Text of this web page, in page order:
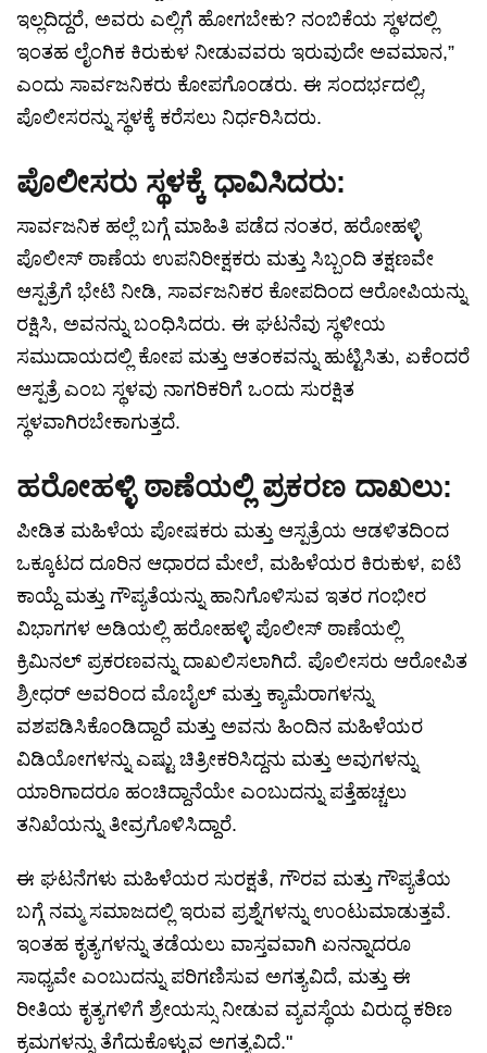
ಇಲ್ಲದಿದ್ದರೆ, ಅವರು ಎಲ್ಲಿಗೆ ಹೋಗಬೇಕು? ನಂಬಿಕೆಯ ಸ್ಥಳದಲ್ಲಿ
ಇಂತಹ ಲೈಂಗಿಕ ಕಿರುಕುಳ ನೀಡುವವರು ಇರುವುದೇ ಅವಮಾನ,”
ಎಂದು ಸಾರ್ವಜನಿಕರು ಕೋಪಗೊಂಡರು. ಈ ಸಂದರ್ಭದಲ್ಲಿ,
ಪೊಲೀಸರನ್ನು ಸ್ಥಳಕ್ಕೆ ಕರೆಸಲು ನಿರ್ಧರಿಸಿದರು.
ಪೊಲೀಸರು ಸ್ಥಳಕ್ಕೆ ಧಾವಿಸಿದರು:
ಸಾರ್ವಜನಿಕ ಹಲ್ಲೆ ಬಗ್ಗೆ ಮಾಹಿತಿ ಪಡೆದ ನಂತರ, ಹರೋಹಳ್ಳಿ
ಪೊಲೀಸ್ ಠಾಣೆಯ ಉಪನಿರೀಕ್ಷಕರು ಮತ್ತು ಸಿಬ್ಬಂದಿ ತಕ್ಷಣವೇ
ಆಸ್ಪತ್ರೆಗೆ ಭೇಟಿ ನೀಡಿ, ಸಾರ್ವಜನಿಕರ ಕೋಪದಿಂದ ಆರೋಪಿಯನ್ನು
ರಕ್ಷಿಸಿ, ಅವನನ್ನು ಬಂಧಿಸಿದರು. ಈ ಘಟನೆವು ಸ್ಥಳೀಯ
ಸಮುದಾಯದಲ್ಲಿ ಕೋಪ ಮತ್ತು ಆತಂಕವನ್ನು ಹುಟ್ಟಿಸಿತು, ಏಕೆಂದರೆ
ಆಸ್ಪತ್ರೆ ಎಂಬ ಸ್ಥಳವು ನಾಗರಿಕರಿಗೆ ಒಂದು ಸುರಕ್ಷಿತ
ಸ್ಥಳವಾಗಿರಬೇಕಾಗುತ್ತದೆ.
ಹರೋಹಳ್ಳಿ ಠಾಣೆಯಲ್ಲಿ ಪ್ರಕರಣ ದಾಖಲು:
ಪೀಡಿತ ಮಹಿಳೆಯ ಪೋಷಕರು ಮತ್ತು ಆಸ್ಪತ್ರೆಯ ಆಡಳಿತದಿಂದ
ಒಕ್ಕೂಟದ ದೂರಿನ ಆಧಾರದ ಮೇಲೆ, ಮಹಿಳೆಯರ ಕಿರುಕುಳ, ಐಟಿ
ಕಾಯ್ದೆ ಮತ್ತು ಗೌಪ್ಯತೆಯನ್ನು ಹಾನಿಗೊಳಿಸುವ ಇತರ ಗಂಭೀರ
ವಿಭಾಗಗಳ ಅಡಿಯಲ್ಲಿ ಹರೋಹಳ್ಳಿ ಪೊಲೀಸ್ ಠಾಣೆಯಲ್ಲಿ
ಕ್ರಿಮಿನಲ್ ಪ್ರಕರಣವನ್ನು ದಾಖಲಿಸಲಾಗಿದೆ. ಪೊಲೀಸರು ಆರೋಪಿತ
ಶ್ರೀಧರ್ ಅವರಿಂದ ಮೊಬೈಲ್ ಮತ್ತು ಕ್ಯಾಮೆರಾಗಳನ್ನು
ವಶಪಡಿಸಿಕೊಂಡಿದ್ದಾರೆ ಮತ್ತು ಅವನು ಹಿಂದಿನ ಮಹಿಳೆಯರ
ವಿಡಿಯೋಗಳನ್ನು ಎಷ್ಟು ಚಿತ್ರೀಕರಿಸಿದ್ದನು ಮತ್ತು ಅವುಗಳನ್ನು
ಯಾರಿಗಾದರೂ ಹಂಚಿದ್ದಾನೆಯೇ ಎಂಬುದನ್ನು ಪತ್ತೆಹಚ್ಚಲು
ತನಿಖೆಯನ್ನು ತೀವ್ರಗೊಳಿಸಿದ್ದಾರೆ.
ಈ ಘಟನೆಗಳು ಮಹಿಳೆಯರ ಸುರಕ್ಷತೆ, ಗೌರವ ಮತ್ತು ಗೌಪ್ಯತೆಯ
ಬಗ್ಗೆ ನಮ್ಮ ಸಮಾಜದಲ್ಲಿ ಇರುವ ಪ್ರಶ್ನೆಗಳನ್ನು ಉಂಟುಮಾಡುತ್ತವೆ.
ಇಂತಹ ಕೃತ್ಯಗಳನ್ನು ತಡೆಯಲು ವಾಸ್ತವವಾಗಿ ಏನನ್ನಾದರೂ
ಸಾಧ್ಯವೇ ಎಂಬುದನ್ನು ಪರಿಗಣಿಸುವ ಅಗತ್ಯವಿದೆ, ಮತ್ತು ಈ
ರೀತಿಯ ಕೃತ್ಯಗಳಿಗೆ ಶ್ರೇಯಸ್ಸು ನೀಡುವ ವ್ಯವಸ್ಥೆಯ ವಿರುದ್ಧ ಕಠಿಣ
ಕ್ರಮಗಳನ್ನು ತೆಗೆದುಕೊಳ್ಳುವ ಅಗತ್ಯವಿದೆ."